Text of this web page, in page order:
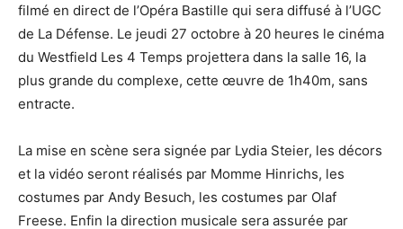
filmé en direct de l’Opéra Bastille qui sera diffusé à l’UGC
de La Défense. Le jeudi 27 octobre à 20 heures le cinéma
du Westfield Les 4 Temps projettera dans la salle 16, la
plus grande du complexe, cette œuvre de 1h40m, sans
entracte.
La mise en scène sera signée par Lydia Steier, les décors
et la vidéo seront réalisés par Momme Hinrichs, les
costumes par Andy Besuch, les costumes par Olaf
Freese. Enfin la direction musicale sera assurée par